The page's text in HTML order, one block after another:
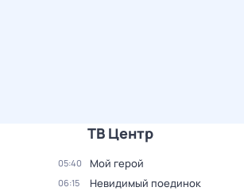
ТВ Центр
05:40 Мой герой
06:15 Невидимый поединок